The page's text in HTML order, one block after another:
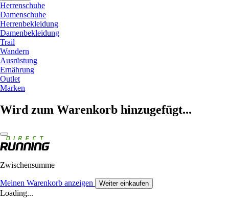
Herrenschuhe
Damenschuhe
Herrenbekleidung
Damenbekleidung
Trail
Wandern
Ausrüstung
Ernährung
Outlet
Marken
Wird zum Warenkorb hinzugefügt...
Zwischensumme
Meinen Warenkorb anzeigen Weiter einkaufen
Loading...